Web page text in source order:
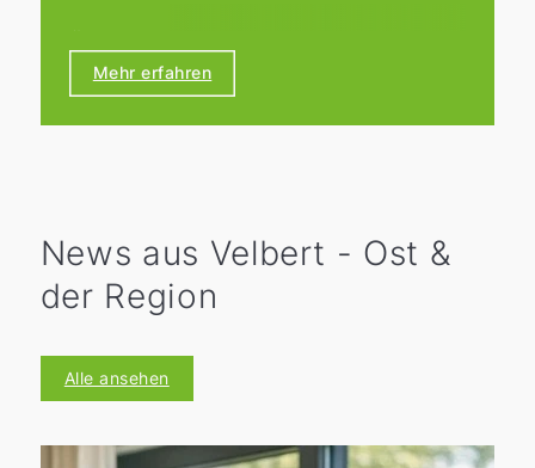
Wir haben von Montag bis Freitag von
9:00 bis 18:00 Uhr für Sie geöffnet.
Mehr erfahren
News aus Velbert - Ost &
der Region
Alle ansehen